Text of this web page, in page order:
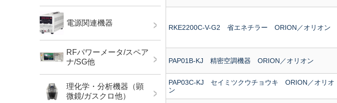
RKE2200C-V-G2 省エネチラー ORION／オリオン
PAP01B-KJ 精密空調機器 ORION／オリオン
PAP03C-KJ セイミツクウチョウキ ORION／オリオ
ン
電源関連機器
RFパワーメータ/スペア
ナ/SG他
理化学・分析機器（顕
微鏡/ガスクロ他）